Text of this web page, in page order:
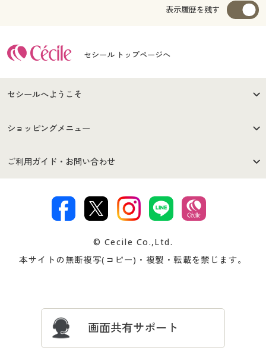
表示履歴を残す
セシール トップページへ
セシールへようこそ
はじめての方へ
セシールご利用規約
著作権・商標について 会社案内
ショッピングメニュー
商品カテゴリ
プレゼント＆キャンペーン サイトマップ
ご利用ガイド・お問い合わせ
交換・返品は お支払は
ついて
忘れの場合
© Cecile Co.,Ltd.
本サイトの無断複写(コピー)・複製・転載を禁じます。
画面共有サポート